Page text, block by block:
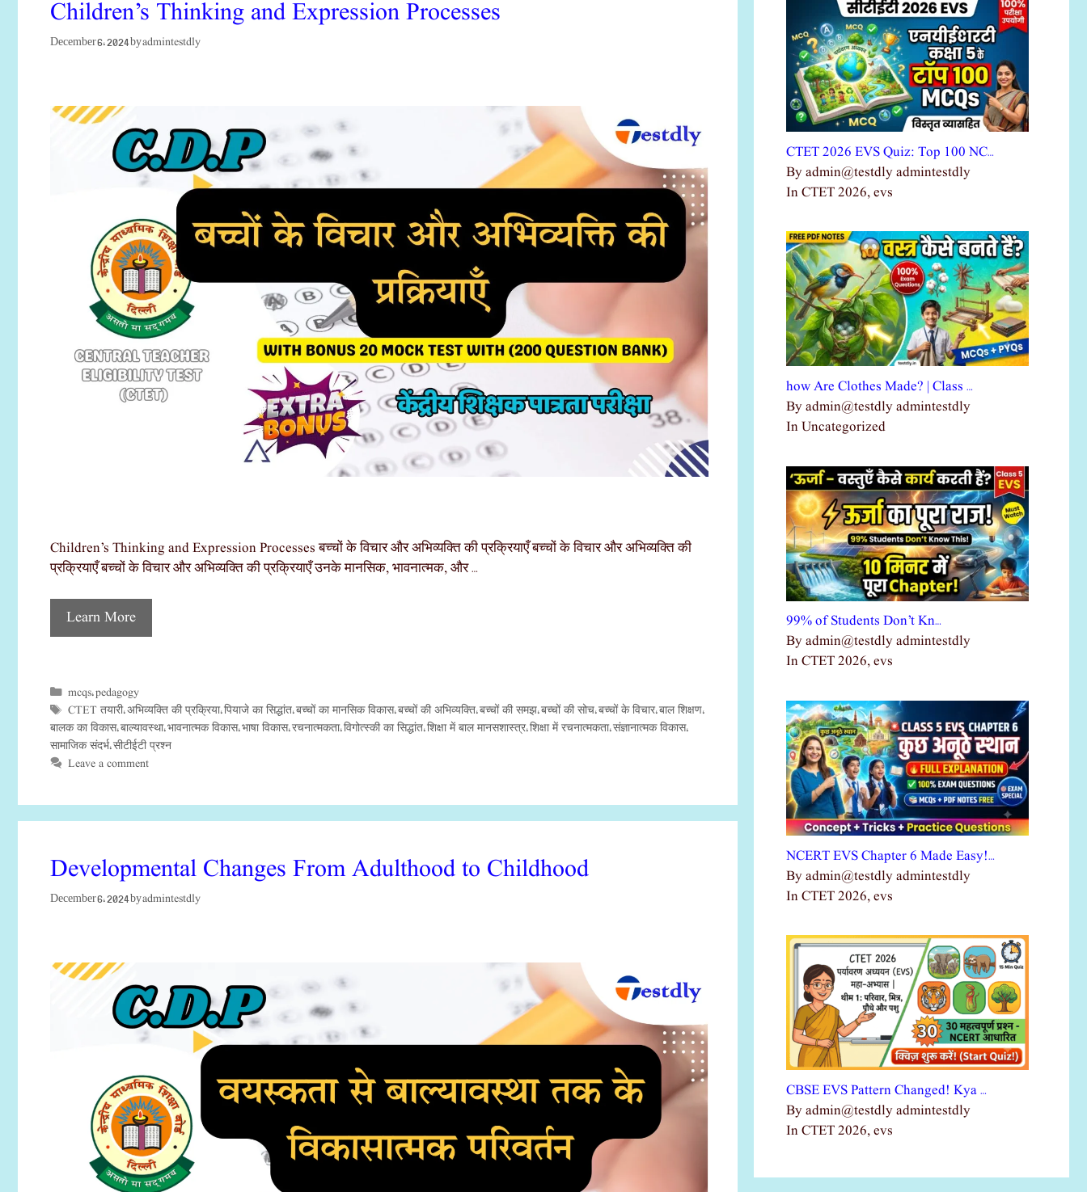
Children’s Thinking and Expression Processes
December 6, 2024 byadmintestdly
Children’s Thinking and Expression Processes बच्चों के विचार और अभिव्यक्ति की प्रक्रियाएँ बच्चों के विचार और अभिव्यक्ति की
प्रक्रियाएँ बच्चों के विचार और अभिव्यक्ति की प्रक्रियाएँ उनके मानसिक, भावनात्मक, और …
Learn More
Categories
mcqs, pedagogy
Tags
CTET तयारी, अभिव्यक्ति की प्रक्रिया, पियाजे का सिद्धांत, बच्चों का मानसिक विकास, बच्चों की अभिव्यक्ति, बच्चों की समझ, बच्चों की सोच, बच्चों के विचार, बाल शिक्षण,
बालक का विकास, बाल्यावस्था, भावनात्मक विकास, भाषा विकास, रचनात्मकता, विगोत्स्की का सिद्धांत, शिक्षा में बाल मानसशास्त्र, शिक्षा में रचनात्मकता, संज्ञानात्मक विकास,
सामाजिक संदर्भ, सीटीईटी प्रश्न
Leave a comment
Developmental Changes From Adulthood to Childhood
December 6, 2024 byadmintestdly
CTET 2026 EVS Quiz: Top 100 NC…
By admin@testdly admintestdly
In CTET 2026, evs
how Are Clothes Made? | Class …
By admin@testdly admintestdly
In Uncategorized
99% of Students Don’t Kn…
By admin@testdly admintestdly
In CTET 2026, evs
NCERT EVS Chapter 6 Made Easy!…
By admin@testdly admintestdly
In CTET 2026, evs
CBSE EVS Pattern Changed! Kya …
By admin@testdly admintestdly
In CTET 2026, evs